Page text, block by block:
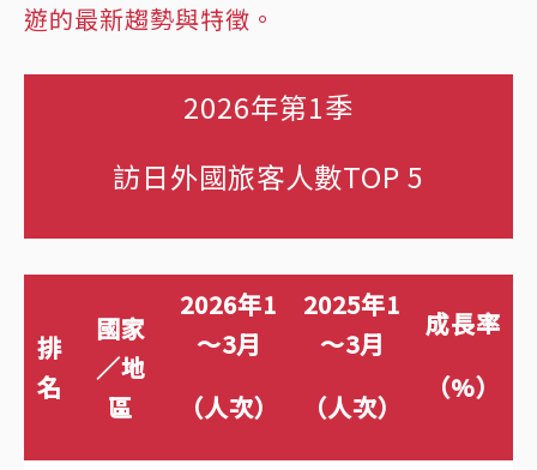
遊的最新趨勢與特徵。
2026年第1季
訪日外國旅客人數TOP 5
排
名
國家
／地
區
2026年1
～3月
（人次）
2025年1
～3月
（人次）
成長率
（%）